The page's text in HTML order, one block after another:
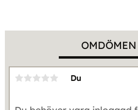
OMDÖMEN
Du